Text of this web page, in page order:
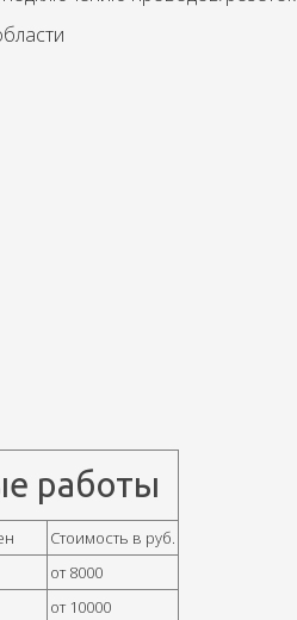
работы
Стоимость в руб.
от 8000
от 10000